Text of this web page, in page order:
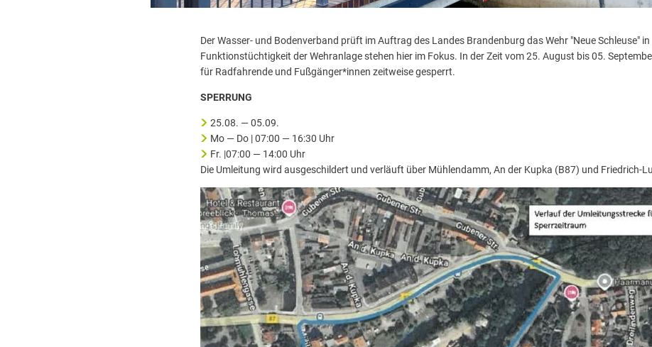
Der Wasser- und Bodenverband prüft im Auftrag des Landes Brandenburg das Wehr "Neue Schleuse"
Funktionstüchtigkeit der Wehranlage stehen hier im Fokus. In der Zeit vom 25. August bis 05.
für Radfahrende und Fußgänger*innen zeitweise gesperrt.
SPERRUNG
25.08. — 05.09.
Mo — Do | 07:00 — 16:30 Uhr
Fr. |07:00 — 14:00 Uhr
Die Umleitung wird ausgeschildert und verläuft über Mühlendamm, An der Kupka (B87) und Friedrich-